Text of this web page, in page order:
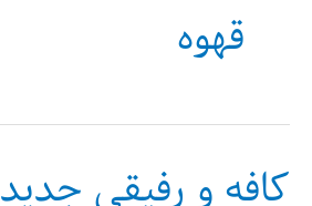
قهوه
کافه و رفیقی جدید